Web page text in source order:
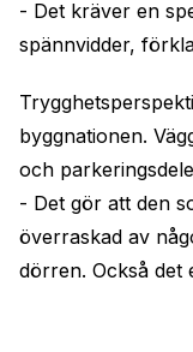
- Det kräver en
spännvidder,
byggnationen.
och
- Det gör att den
överraskad av
dörren. Också det